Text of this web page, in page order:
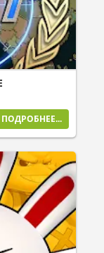
ПОДРОБНЕЕ...